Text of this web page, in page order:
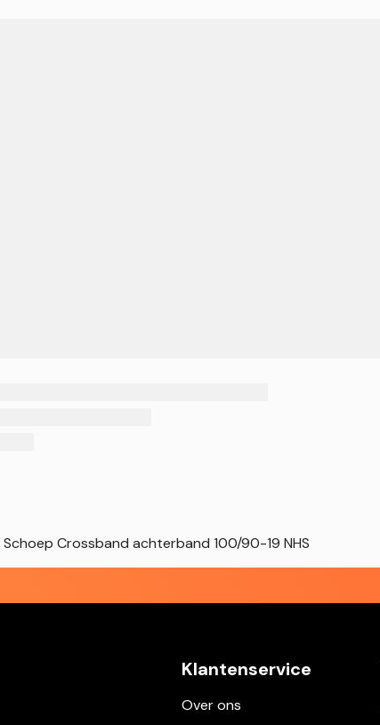
Crossband achterband 100/90-19 NHS
Klantenservice
Over ons